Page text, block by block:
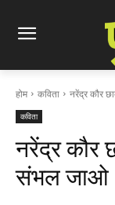
होम कविता नरेंद्र कौर
कविता
नरेंद्र कौर
संभल जाओ